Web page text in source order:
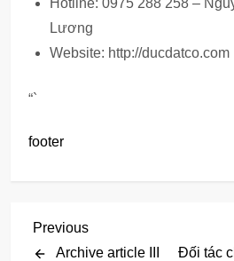
Hotline: 0975 288 258 –
Lương
Website: http://ducdatco.com
“`
footer
Đ
Previous
Post
Previous
Archive article III
Đối tác